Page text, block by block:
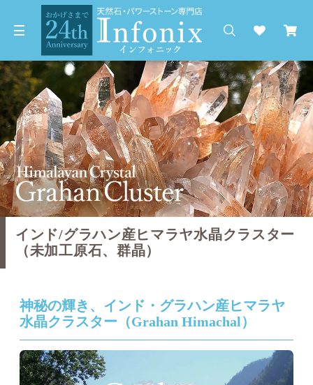
インド/グラハン産ヒマラヤ水晶クラスター
（未加工原石、群晶）
神秘の輝き、インド・グラハン産ヒマラヤ
水晶クラスター（Grahan Himachal）